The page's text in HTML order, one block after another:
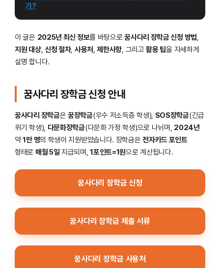
가?
이 글은 2025년 최신 정보를 바탕으로꿈사다리 장학금 신청 방법,
지원 대상, 신청 절차, 사용처 ,제한사항, 그리고활용 팁을 자세하게
설명 합니다.
꿈사다리 장학금 신청 안내
꿈사다리 장학금은꿈장학금(우수 저소득층 학생), SOS장학금(긴급
위기 학생), 다문화장학금(다문화 가정 학생)으로 나뉘며, 2024년
약1만 명의 학생이 지원받았습니다. 장학금은전자카드 포인트
형태로 매월 5일 지급되며,1포인트=1원으로 계산됩니다.
꿈사다리 장학금 신청
꿈사다리 장학금 제출 서류
꿈사다리 장학금 사용처